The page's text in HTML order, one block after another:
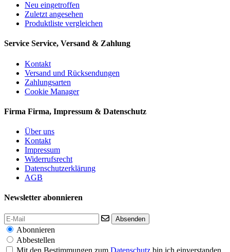
Neu eingetroffen
Zuletzt angesehen
Produktliste vergleichen
Service Service, Versand & Zahlung
Kontakt
Versand und Rücksendungen
Zahlungsarten
Cookie Manager
Firma Firma, Impressum & Datenschutz
Über uns
Kontakt
Impressum
Widerrufsrecht
Datenschutzerklärung
AGB
Newsletter abonnieren
Absenden
Abonnieren
Abbestellen
Mit den Bestimmungen zum Datenschutz bin ich einverstanden